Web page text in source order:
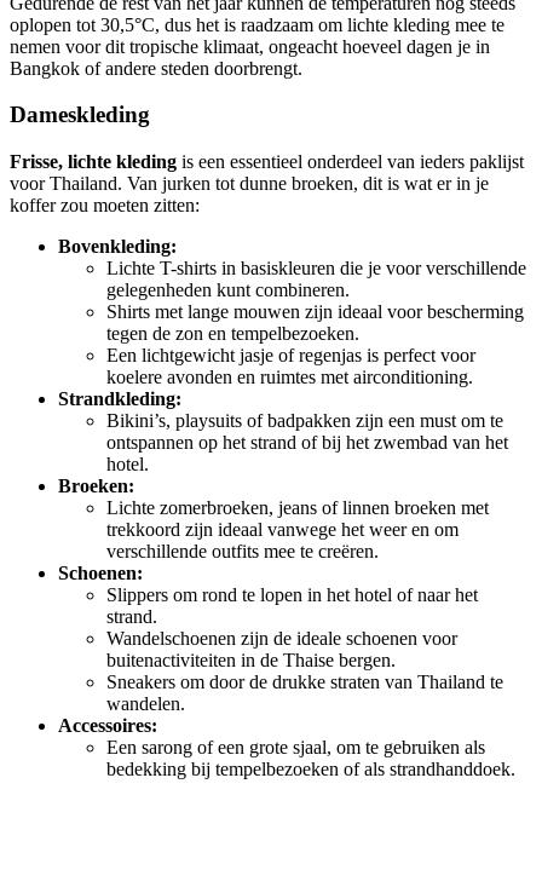
oplopen tot 30,5°C, dus het is raadzaam om lichte kleding mee te
nemen voor dit tropische klimaat, ongeacht hoeveel dagen je in
Bangkok of andere steden doorbrengt.
Dameskleding
Frisse, lichte kleding is een essentieel onderdeel van ieders paklijst
voor Thailand. Van jurken tot dunne broeken, dit is wat er in je
koffer zou moeten zitten:
Bovenkleding:
Lichte T-shirts in basiskleuren die je voor verschillende
gelegenheden kunt combineren.
Shirts met lange mouwen zijn ideaal voor bescherming
tegen de zon en tempelbezoeken.
Een lichtgewicht jasje of regenjas is perfect voor
koelere avonden en ruimtes met airconditioning.
Strandkleding:
Bikini’s, playsuits of badpakken zijn een must om te
ontspannen op het strand of bij het zwembad van het
hotel.
Broeken:
Lichte zomerbroeken, jeans of linnen broeken met
trekkoord zijn ideaal vanwege het weer en om
verschillende outfits mee te creëren.
Schoenen:
Slippers om rond te lopen in het hotel of naar het
strand.
Wandelschoenen zijn de ideale schoenen voor
buitenactiviteiten in de Thaise bergen.
Sneakers om door de drukke straten van Thailand te
wandelen.
Accessoires:
Een sarong of een grote sjaal, om te gebruiken als
bedekking bij tempelbezoeken of als strandhanddoek.